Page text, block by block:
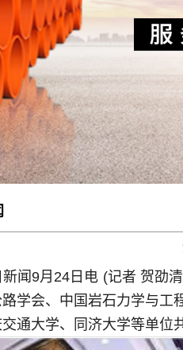
闻9月24日电 (记者 贺劭
学会、中国岩石力学与工
通大学、同济大学等单位